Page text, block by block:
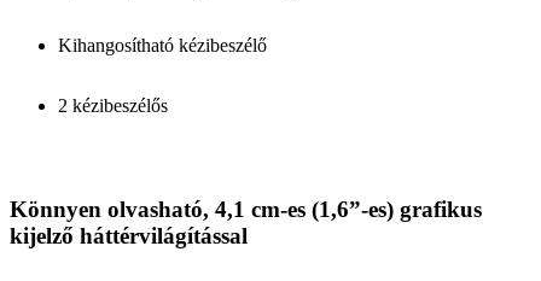
Kihangosítható kézibeszélő
2 kézibeszélős
Könnyen olvasható, 4,1 cm-es (1,6”-es) grafikus
kijelző háttérvilágítással